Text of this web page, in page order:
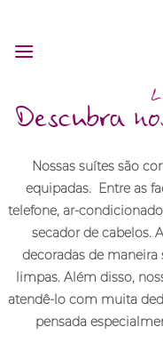
content
Descubra
Nossas suítes são
equipadas. Entre as
telefone, ar-
secador de cabelos.
decoradas de
limpas. Além disso,
atendê-lo com muita
pensada